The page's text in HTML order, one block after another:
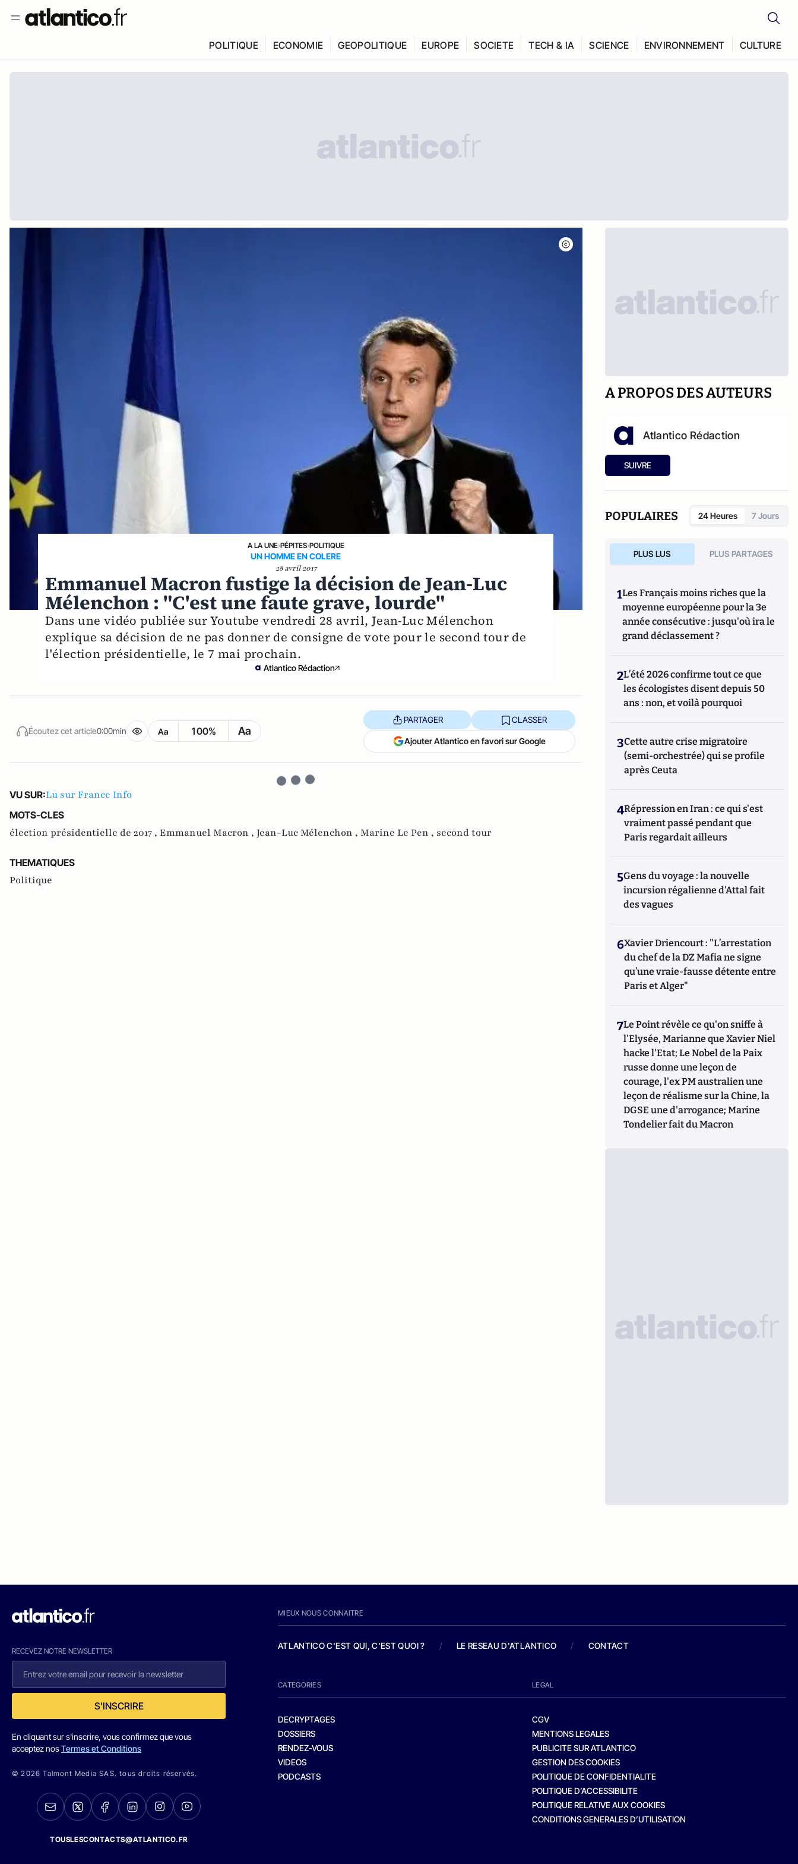
POLITIQUE ECONOMIE GEOPOLITIQUE EUROPE SOCIETE TECH & IA SCIENCE ENVIRONNEMENT CULTURE
A LA UNE›PÉPITES›POLITIQUE
UN HOMME EN COLERE
28 avril 2017
Emmanuel Macron fustige la décision de Jean-Luc
Mélenchon : "C'est une faute grave, lourde"
Dans une vidéo publiée sur Youtube vendredi 28 avril, Jean-Luc Mélenchon
explique sa décision de ne pas donner de consigne de vote pour le second tour de
l'élection présidentielle, le 7 mai prochain.
Atlantico Rédaction
Écoutez cet article0:00min Aa 100% Aa
PARTAGER CLASSER
Ajouter Atlantico en favori sur Google
VU SUR:Lu sur France Info
MOTS-CLES
élection présidentielle de 2017 , Emmanuel Macron , Jean-Luc Mélenchon , Marine Le Pen , second tour
THEMATIQUES
Politique
A PROPOS DES AUTEURS
Atlantico Rédaction
SUIVRE
POPULAIRES 24 Heures 7 Jours
PLUS LUS PLUS PARTAGES
1Les Français moins riches que la
moyenne européenne pour la 3e
année consécutive : jusqu'où ira le
grand déclassement ?
2L’été 2026 confirme tout ce que
les écologistes disent depuis 50
ans : non, et voilà pourquoi
3Cette autre crise migratoire
(semi-orchestrée) qui se profile
après Ceuta
4Répression en Iran : ce qui s'est
vraiment passé pendant que
Paris regardait ailleurs
5Gens du voyage : la nouvelle
incursion régalienne d'Attal fait
des vagues
6Xavier Driencourt : "L’arrestation
du chef de la DZ Mafia ne signe
qu’une vraie-fausse détente entre
Paris et Alger"
7Le Point révèle ce qu'on sniffe à
l'Elysée, Marianne que Xavier Niel
hacke l'Etat; Le Nobel de la Paix
russe donne une leçon de
courage, l'ex PM australien une
leçon de réalisme sur la Chine, la
DGSE une d'arrogance; Marine
Tondelier fait du Macron
RECEVEZ NOTRE NEWSLETTER
S'INSCRIRE
En cliquant sur s'inscrire, vous confirmez que vous
acceptez nosTermes et Conditions
© 2026 Talmont Media SAS. tous droits réservés.
TOUSLESCONTACTS@ATLANTICO.FR
MIEUX NOUS CONNAITRE
ATLANTICO C'EST QUI, C'EST QUOI ? / LE RESEAU D'ATLANTICO / CONTACT
CATEGORIES
DECRYPTAGES
DOSSIERS
RENDEZ-VOUS
VIDEOS
PODCASTS
LEGAL
CGV
MENTIONS LEGALES
PUBLICITE SUR ATLANTICO
GESTION DES COOKIES
POLITIQUE DE CONFIDENTIALITE
POLITIQUE D’ACCESSIBILITE
POLITIQUE RELATIVE AUX COOKIES
CONDITIONS GENERALES D’UTILISATION